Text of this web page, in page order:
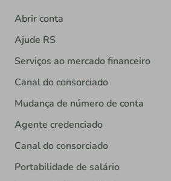
Abrir conta
Ajude RS
Serviços ao mercado financeiro
Canal do consorciado
Mudança de número de conta
Agente credenciado
Canal do consorciado
Portabilidade de salário